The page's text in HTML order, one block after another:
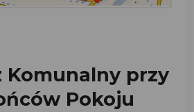
Komunalny przy
Pokoju